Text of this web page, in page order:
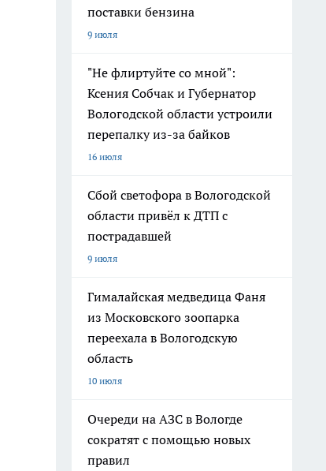
поставки бензина
9 июля
"Не флиртуйте со мной":
Ксения Собчак и Губернатор
Вологодской области устроили
перепалку из-за байков
16 июля
Сбой светофора в Вологодской
области привёл к ДТП с
пострадавшей
9 июля
Гималайская медведица Фаня
из Московского зоопарка
переехала в Вологодскую
область
10 июля
Очереди на АЗС в Вологде
сократят с помощью новых
правил